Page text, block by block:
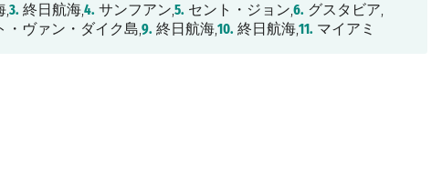
,3. 終日航海,4. サンフアン,5. セント・ジョン,6. グスタビア,
・ヴァン・ダイク島,9. 終日航海,10. 終日航海,11. マイアミ